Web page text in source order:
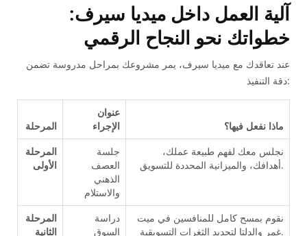
آلية العمل داخل ميديا سيرف:
خطواتك نحو النجاح الرقمي
عند تعاقدك مع ميديا سيرف، يمر مشروعك بمراحل مدروسة تضمن
دقة التنفيذ:
المرحلة
عنوان
الإجراء
ماذا نفعل فيها؟
المرحلة
الأولى
جلسة
العصف
الذهني
والاستلام
نجلس معك لفهم طبيعة عملك،
أهدافك، والميزانية المحددة للتسويق.
المرحلة
الثانية
دراسة
السوق
نقوم بمسح كامل للمنافسين في ميت
غمر والدلتا لتحديد الثغرات التسويقية.